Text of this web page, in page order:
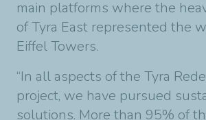
main platforms where the
of Tyra East represented the
Eiffel Towers.
“In all aspects of the Tyra
project, we have pursued
solutions. More than 95% of